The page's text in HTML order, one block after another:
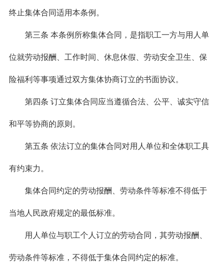
终止集体合同适用本条例。
第三条 本条例所称集体合同，是指职工一方与用人单
位就劳动报酬、工作时间、休息休假、劳动安全卫生、保
险福利等事项通过双方集体协商订立的书面协议。
第四条 订立集体合同应当遵循合法、公平、诚实守信
和平等协商的原则。
第五条 依法订立的集体合同对用人单位和全体职工具
有约束力。
集体合同约定的劳动报酬、劳动条件等标准不得低于
当地人民政府规定的最低标准。
用人单位与职工个人订立的劳动合同，其劳动报酬、
劳动条件等标准，不得低于集体合同约定的标准。